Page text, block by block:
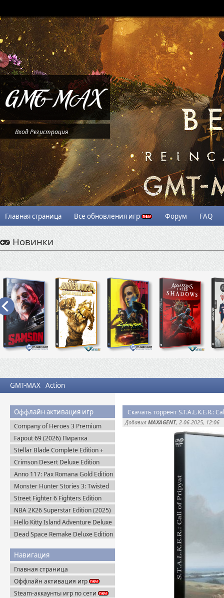
ВходРегистрация
Главная страница Все обновления игр Форум FAQ
Новинки
GMT-MAX Action
Оффлайн активация игр
Company of Heroes 3 Premium
Edition (2023) RePack
Fapout 69 (2026) Пиратка
Stellar Blade Complete Edition +
Все DLC (2025) Пиратка
Crimson Desert Deluxe Edition
v.1.14.0 (2026) Portable
Anno 117: Pax Romana Gold Edition
(2025) Uplay-Rip
Monster Hunter Stories 3: Twisted
Reflection (2026) Steam-Rip
Street Fighter 6 Fighters Edition
(2023) Steam-Rip
NBA 2K26 Superstar Edition (2025)
Steam-Rip
Hello Kitty Island Adventure Deluxe
Edition (2025) Steam-Rip
Dead Space Remake Deluxe Edition
Навигация
Главная страница
Оффлайн активация игр
Steam-аккаунты игр по сети
Добавил MAXAGENT, 2-06-2025, 12:06